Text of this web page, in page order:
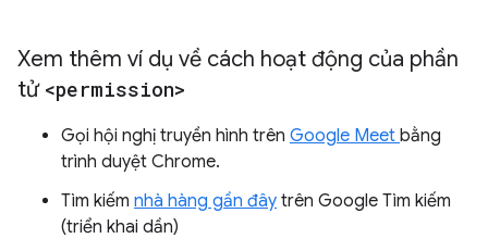
Xem thêm ví dụ về cách hoạt động của phần
tử <permission>
Gọi hội nghị truyền hình trên Google Meet bằng
trình duyệt Chrome.
Tìm kiếm nhà hàng gần đây trên Google Tìm kiếm
(triển khai dần)